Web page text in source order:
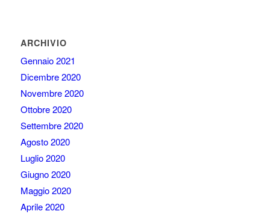
ARCHIVIO
Gennaio 2021
Dicembre 2020
Novembre 2020
Ottobre 2020
Settembre 2020
Agosto 2020
Luglio 2020
Giugno 2020
Maggio 2020
Aprile 2020